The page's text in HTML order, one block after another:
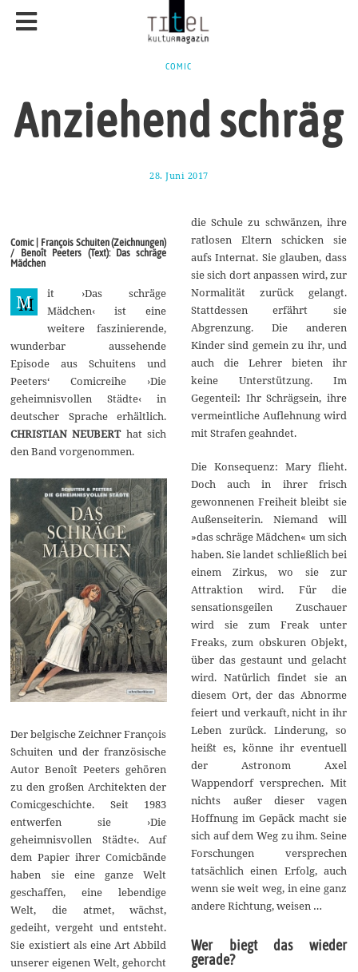
COMIC
Anziehend schräg
28. Juni 2017
l
2
0
1
7
Comic | François Schuiten (Zeichnungen)
/ Benoît Peeters (Text): Das schräge
Mädchen
M
it ›Das schräge
Mädchen‹ ist eine
weitere faszinierende,
wunderbar aussehende
Episode aus Schuitens und
Peeters‘ Comicreihe ›Die
geheimnisvollen Städte‹ in
deutscher Sprache erhältlich.
CHRISTIAN NEUBERThat sich
den Band vorgenommen.
Der belgische Zeichner François
Schuiten und der französische
Autor Benoît Peeters gehören
zu den großen Architekten der
Comicgeschichte. Seit 1983
entwerfen sie ›Die
geheimnisvollen Städte‹. Auf
dem Papier ihrer Comicbände
haben sie eine ganze Welt
geschaffen, eine lebendige
Welt, die atmet, wächst,
gedeiht, vergeht und entsteht.
Sie existiert als eine Art Abbild
unserer eigenen Welt, gehorcht
die Schule zu schwänzen, ihre
ratlosen Eltern schicken sie
aufs Internat. Sie glauben, dass
sie sich dort anpassen wird, zur
Normalität zurück gelangt.
Stattdessen erfährt sie
Abgrenzung. Die anderen
Kinder sind gemein zu ihr, und
auch die Lehrer bieten ihr
keine Unterstützung. Im
Gegenteil: Ihr Schrägsein, ihre
vermeintliche Auflehnung wird
mit Strafen geahndet.
Die Konsequenz: Mary flieht.
Doch auch in ihrer frisch
gewonnenen Freiheit bleibt sie
Außenseiterin. Niemand will
»das schräge Mädchen« um sich
haben. Sie landet schließlich bei
einem Zirkus, wo sie zur
Attraktion wird. Für die
sensationsgeilen Zuschauer
wird sie zum Freak unter
Freaks, zum obskuren Objekt,
über das gestaunt und gelacht
wird. Natürlich findet sie an
diesem Ort, der das Abnorme
feiert und verkauft, nicht in ihr
Leben zurück. Linderung, so
heißt es, könne ihr eventuell
der Astronom Axel
Wappendorf versprechen. Mit
nichts außer dieser vagen
Hoffnung im Gepäck macht sie
sich auf dem Weg zu ihm. Seine
Forschungen versprechen
tatsächlich einen Erfolg, auch
wenn sie weit weg, in eine ganz
andere Richtung, weisen …
Wer biegt das wieder
gerade?